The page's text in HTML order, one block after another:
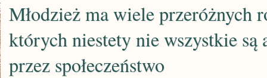
Młodzież ma wiele przeróżnych
których niestety nie wszystkie są
przez społeczeństwo